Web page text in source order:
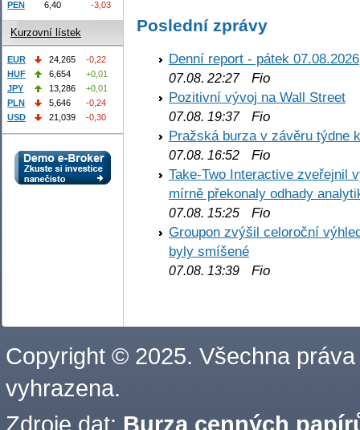
Poslední zprávy
Denní report - pátek 07.08.2026
07.08. 22:27Fio
Pozitivní vývoj na Wall Street
07.08. 19:37Fio
Pražská burza v závěru týdne
07.08. 16:52 Fio
Take-Two Interactive zveřejnil
mírně překonaly odhady
07.08. 15:25 Fio
Groupon zvýšil celoroční
byly smíšené
07.08. 13:39 Fio
PEN
6,40 -3,03
Kurzovní lístek
EUR 24,265
-0,22
HUF
6,654
+0,01
JPY
13,286
+0,01
PLN
5,646
-0,24
USD
21,039 -0,30
Copyright © 2025. Všechna práva
vyhrazena.
Zdroje dat: Burza cenných